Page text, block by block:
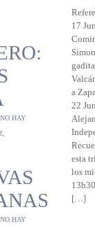
NO HAY
NO HAY
17
a
22
esta
los
[…]